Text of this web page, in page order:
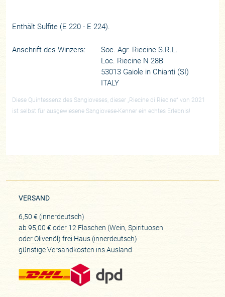
Enthält Sulfite (E 220 - E 224).
Anschrift des Winzers:
Soc. Agr. Riecine S.R.L.
Loc. Riecine N 28B
53013 Gaiole in Chianti (SI)
ITALY
Diese Quintessenz des Sangioveses, dieser „Riecine di Riecine“ von 2021
ist selbst für ausgewiesene Sangiovese-Kenner ein echtes Erlebnis!
VERSAND
6,50 € (innerdeutsch)
ab 95,00 € oder 12 Flaschen (Wein, Spirituosen
oder Olivenöl) frei Haus (innerdeutsch)
günstige Versandkosten ins Ausland